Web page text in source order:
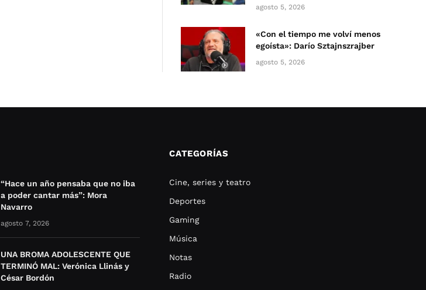
agosto 5, 2026
«Con el tiempo me volví menos
egoísta»: Darío Sztajnszrajber
agosto 5, 2026
“Hace un año pensaba que no iba
a poder cantar más”: Mora
Navarro
agosto 7, 2026
UNA BROMA ADOLESCENTE QUE
TERMINÓ MAL: Verónica Llinás y
César Bordón
CATEGORÍAS
Cine, series y teatro
Deportes
Gaming
Música
Notas
Radio